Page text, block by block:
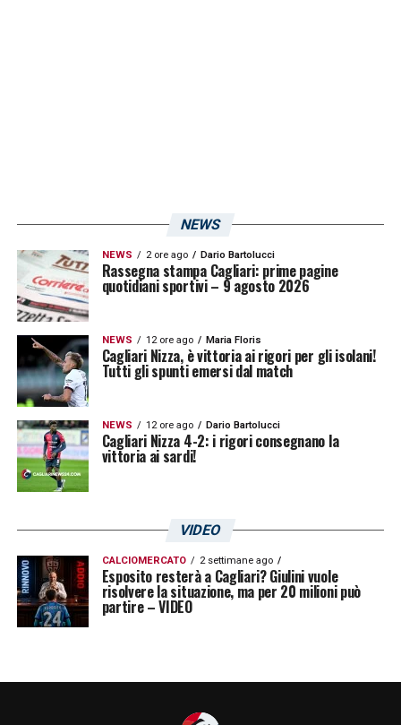
LA PLAYLIST DELLE NOSTRE TOP NEWS
NEWS
NEWS 2 ore ago Dario Bartolucci
Rassegna stampa Cagliari: prime pagine
quotidiani sportivi – 9 agosto 2026
NEWS 12 ore ago Maria Floris
Cagliari Nizza, è vittoria ai rigori per gli isolani!
Tutti gli spunti emersi dal match
NEWS 12 ore ago Dario Bartolucci
Cagliari Nizza 4-2: i rigori consegnano la
vittoria ai sardi!
VIDEO
CALCIOMERCATO 2 settimane ago
Esposito resterà a Cagliari? Giulini vuole
risolvere la situazione, ma per 20 milioni può
partire – VIDEO